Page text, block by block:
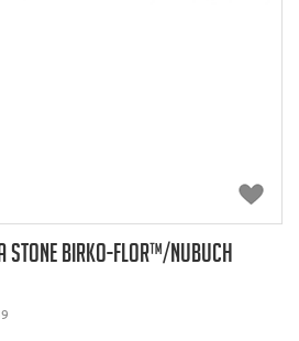
STONE BIRKO-FLOR™/NUBUCH